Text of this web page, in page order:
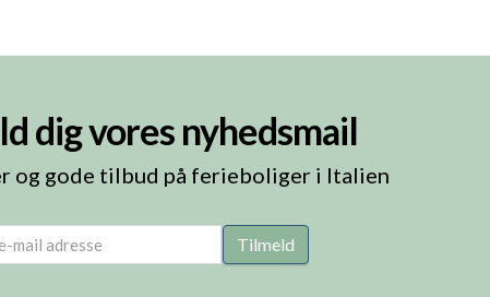
dig vores nyhedsmail
og gode tilbud på ferieboliger i Italien
(Påkrævet)